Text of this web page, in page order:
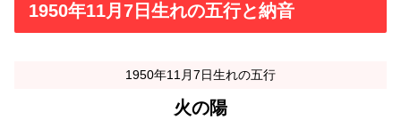
1950年11月7日生れの五行と納音
1950年11月7日生れの五行
火の陽